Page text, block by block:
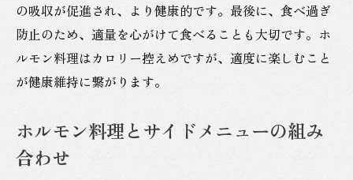
の吸収が促進され、より健康的です。最後に、食べ過ぎ
防止のため、適量を心がけて食べることも大切です。ホ
ルモン料理はカロリー控えめですが、適度に楽しむこと
が健康維持に繋がります。
ホルモン料理とサイドメニューの組み
合わせ